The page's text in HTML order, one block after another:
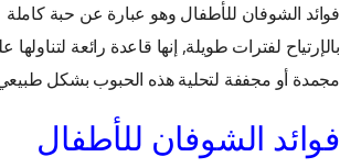
فوائد الشوفان للأطفال وهو عبارة عن حبة
بالإرتياح لفترات طويلة, إنها قاعدة رائعة
مجمدة أو مجففة لتحلية هذه الحبوب بشكل
فوائد الشوفان للأطفال